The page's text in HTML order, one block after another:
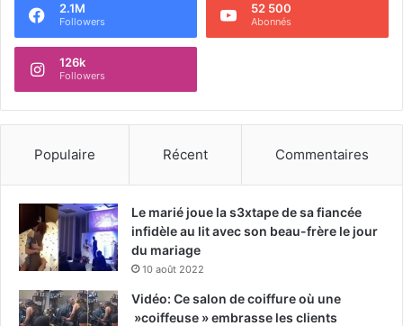
2.1M
Followers
52 500
Abonnés
126k
Followers
Populaire Récent Commentaires
Le marié joue la s3xtape de sa fiancée
infidèle au lit avec son beau-frère le jour
du mariage
10 août 2022
Vidéo: Ce salon de coiffure où une
»coiffeuse » embrasse les clients